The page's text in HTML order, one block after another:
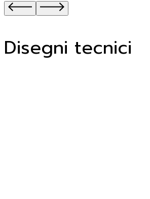
Disegni tecnici